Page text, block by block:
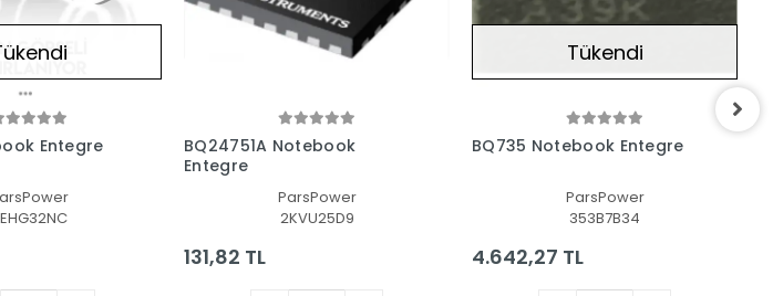
Entegre
BQ24751A Notebook
Entegre
ParsPower
2KVU25D9
131,82 TL
Tükendi
BQ735 Notebook Entegre
ParsPower
353B7B34
4.642,27 TL